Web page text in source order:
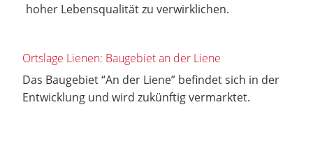
hoher Lebensqualität zu verwirklichen.
Ortslage Lienen: Baugebiet an der Liene
Das Baugebiet “An der Liene” befindet sich in der
Entwicklung und wird zukünftig vermarktet.